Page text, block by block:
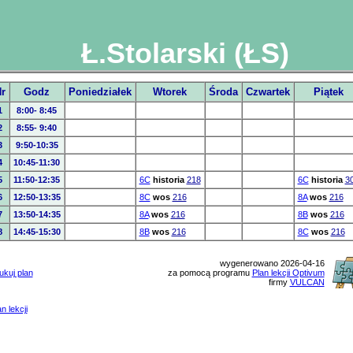
Ł.Stolarski (ŁS)
Godz Poniedziałek Wtorek Środa Czwartek Piątek
8:00- 8:45
8:55- 9:40
9:50-10:35
10:45-11:30
11:50-12:35 6C historia 218 6C historia
12:50-13:35 8C wos 216 8A wos 216
13:50-14:35 8A wos 216 8B wos 216
14:45-15:30 8B wos 216 8C wos 216
plan
wygenerowano 2026-04-16
za pomocą programu Plan lekcji Optivum
firmy VULCAN
lekcji